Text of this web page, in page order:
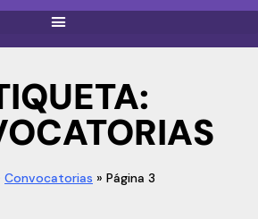
Convocatorias » Página 3